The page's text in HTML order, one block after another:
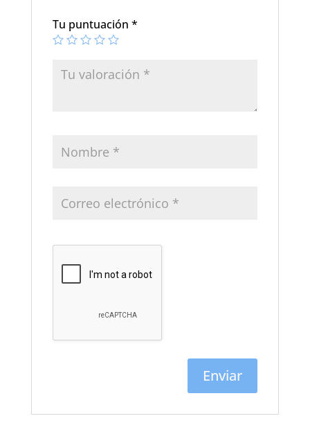
Tu puntuación *